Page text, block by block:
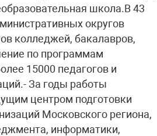
школа.В 43
округов
колледжей, бакалавров,
по программам
15000 педагогов и
За годы работы
центром подготовки
Московского региона,
информатики,